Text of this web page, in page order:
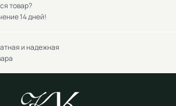
товар?
14 дней!
и надежная